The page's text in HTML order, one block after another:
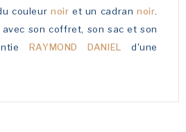
couleur noiret un cadran noir.
son coffret, son sac et son
RAYMOND DANIEL d'une